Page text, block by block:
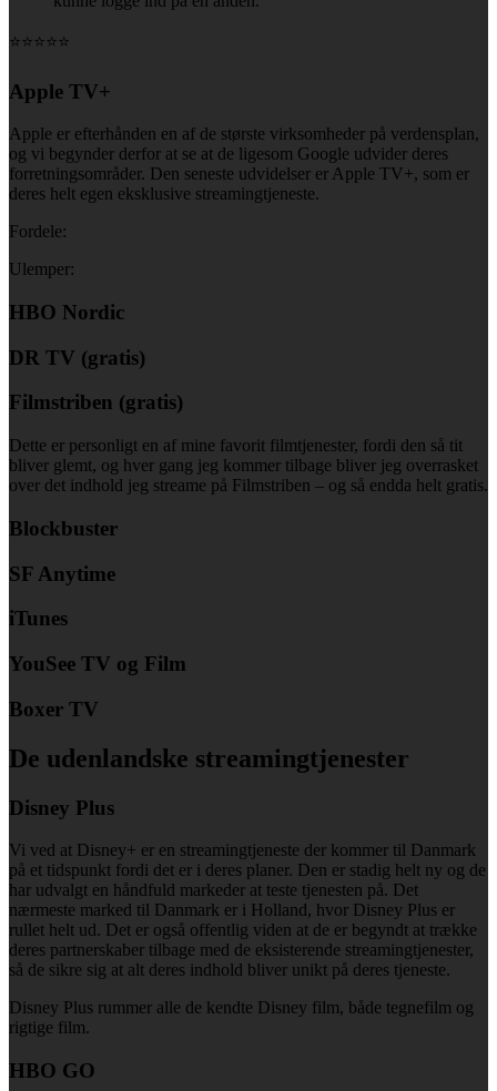
⭐⭐⭐⭐⭐
Apple TV+
Apple er efterhånden en af de største virksomheder på verdensplan,
og vi begynder derfor at se at de ligesom Google udvider deres
forretningsområder. Den seneste udvidelser er Apple TV+, som er
deres helt egen eksklusive streamingtjeneste.
Fordele:
Ulemper:
HBO Nordic
DR TV (gratis)
Filmstriben (gratis)
Dette er personligt en af mine favorit filmtjenester, fordi den så tit
bliver glemt, og hver gang jeg kommer tilbage bliver jeg overrasket
over det indhold jeg streame på Filmstriben – og så endda helt gratis.
Blockbuster
SF Anytime
iTunes
YouSee TV og Film
Boxer TV
De udenlandske streamingtjenester
Disney Plus
Vi ved at Disney+ er en streamingtjeneste der kommer til Danmark
på et tidspunkt fordi det er i deres planer. Den er stadig helt ny og de
har udvalgt en håndfuld markeder at teste tjenesten på. Det
nærmeste marked til Danmark er i Holland, hvor Disney Plus er
rullet helt ud. Det er også offentlig viden at de er begyndt at trække
deres partnerskaber tilbage med de eksisterende streamingtjenester,
så de sikre sig at alt deres indhold bliver unikt på deres tjeneste.
Disney Plus rummer alle de kendte Disney film, både tegnefilm og
rigtige film.
HBO GO